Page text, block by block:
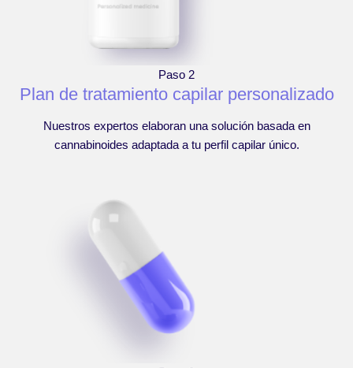
Paso 2
Plan de tratamiento capilar personalizado
Nuestros expertos elaboran una solución basada en
cannabinoides adaptada a tu perfil capilar único.